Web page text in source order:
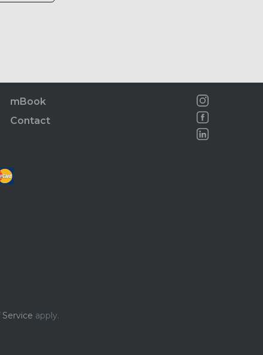
mBook
Contact
apply.